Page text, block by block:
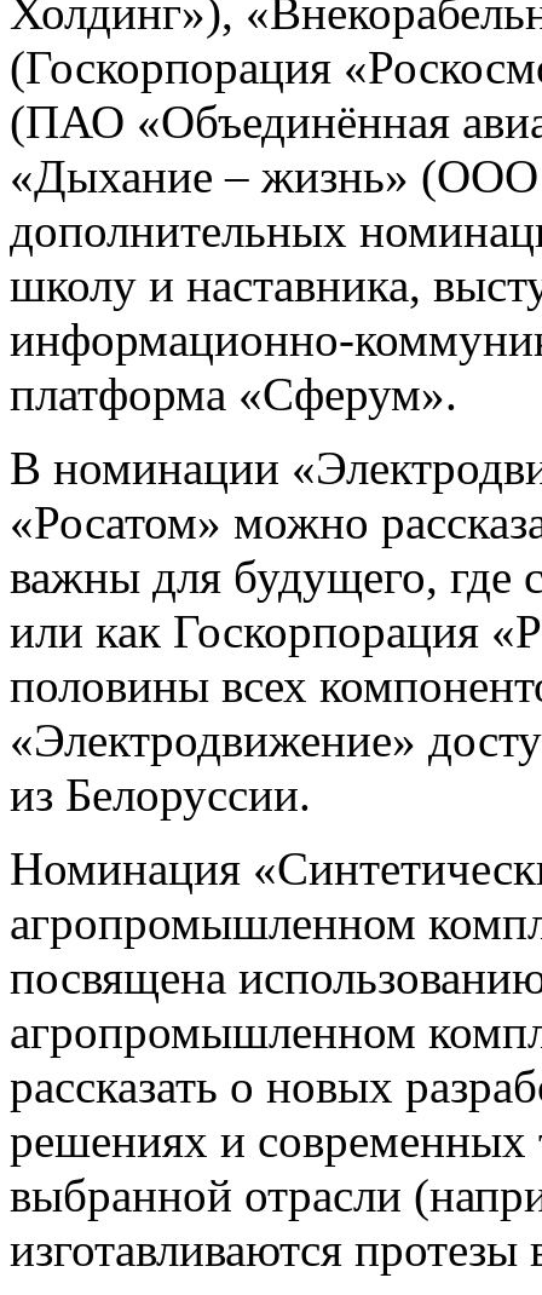
Холдинг»),
(Госкорпорация
(ПАО «Объединённая
«Дыхание – жизнь»
дополнительных
школу и наставника,
информационно-
платформа «Сферум».
В номинации
«Росатом» можно
важны для будущего, где
или как Госкорпорация
половины всех
«Электродвижение»
из Белоруссии.
Номинация
агропромышленном
посвящена
агропромышленном
рассказать о новых
решениях и современных
выбранной отрасли
изготавливаются